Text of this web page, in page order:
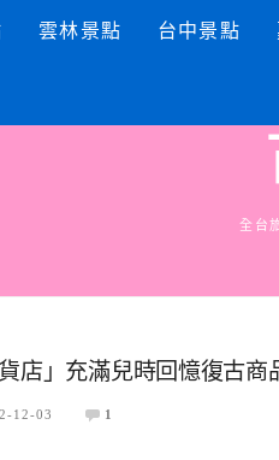
雲林景點 台中景點
全台
店」充滿兒時回憶復古
12-03 1